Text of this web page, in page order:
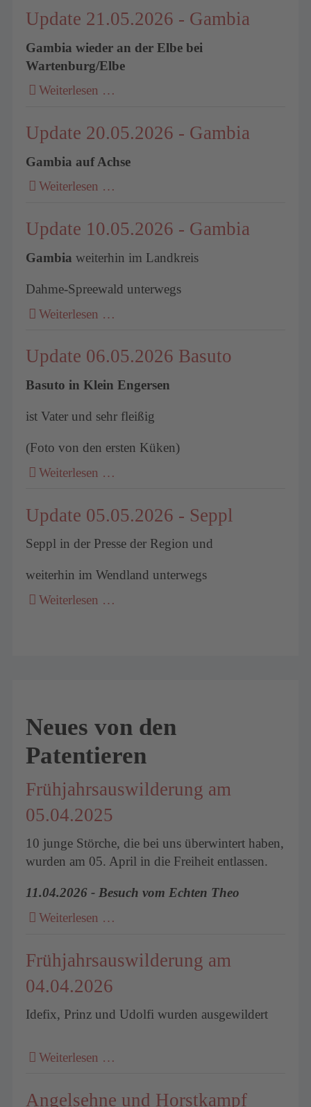
Update 21.05.2026 - Gambia
Gambia wieder an der Elbe bei
Wartenburg/Elbe
Weiterlesen …
Update 20.05.2026 - Gambia
Gambia auf Achse
Weiterlesen …
Update 10.05.2026 - Gambia
Gambiaweiterhin im Landkreis
Dahme-Spreewald unterwegs
Weiterlesen …
Update 06.05.2026 Basuto
Basuto in Klein Engersen
ist Vater und sehr fleißig
(Foto von den ersten Küken)
Weiterlesen …
Update 05.05.2026 - Seppl
Seppl in der Presse der Region und
weiterhin im Wendland unterwegs
Weiterlesen …
Neues von den
Patentieren
Frühjahrsauswilderung am
05.04.2025
10 junge Störche, die bei uns überwintert haben,
wurden am 05. April in die Freiheit entlassen.
11.04.2026 - Besuch vom Echten Theo
Weiterlesen …
Frühjahrsauswilderung am
04.04.2026
Idefix, Prinz und Udolfi wurden ausgewildert
Weiterlesen …
Angelsehne und Horstkampf